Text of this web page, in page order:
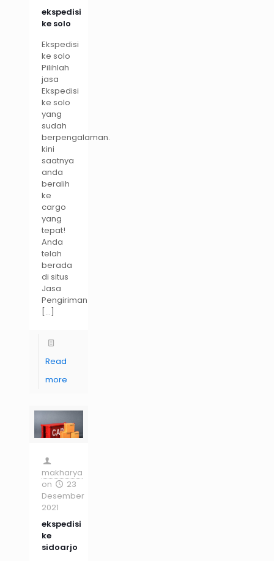
ekspedisi
ke solo
Ekspedisi
ke solo
Pilihlah
jasa
Ekspedisi
ke solo
yang
sudah
berpengalaman.
kini
saatnya
anda
beralih
ke
cargo
yang
tepat!
Anda
telah
berada
di situs
Jasa
Pengiriman
[…]
Read
more
makharya
on
23
Desember
2021
ekspedisi
ke
sidoarjo